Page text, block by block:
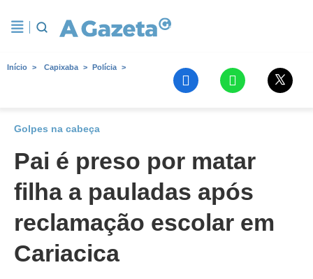
Início Capixaba Polícia
Golpes na cabeça
Pai é preso por matar
filha a pauladas após
reclamação escolar em
Cariacica